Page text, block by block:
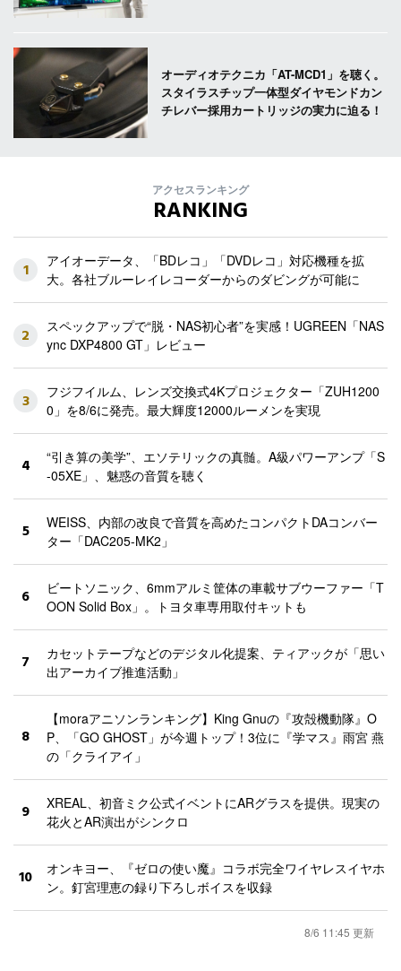
オーディオテクニカ「AT-MCD1」を聴く。
スタイラスチップ一体型ダイヤモンドカン
チレバー採用カートリッジの実力に迫る！
アクセスランキング
RANKING
1
アイオーデータ、「BDレコ」「DVDレコ」対応機種を拡
大。各社ブルーレイレコーダーからのダビングが可能に
2
スペックアップで“脱・NAS初心者”を実感！UGREEN「NAS
ync DXP4800 GT」レビュー
3
フジフイルム、レンズ交換式4Kプロジェクター「ZUH1200
0」を8/6に発売。最大輝度12000ルーメンを実現
4
“引き算の美学”、エソテリックの真髄。A級パワーアンプ「S
-05XE」、魅惑の音質を聴く
5
WEISS、内部の改良で音質を高めたコンパクトDAコンバー
ター「DAC205-MK2」
6
ビートソニック、6mmアルミ筐体の車載サブウーファー「T
OON Solid Box」。トヨタ車専用取付キットも
7
カセットテープなどのデジタル化提案、ティアックが「思い
出アーカイブ推進活動」
8
【moraアニソンランキング】King Gnuの『攻殻機動隊』O
P、「GO GHOST」が今週トップ！3位に『学マス』雨宮 燕
の「クライアイ」
9
XREAL、初音ミク公式イベントにARグラスを提供。現実の
花火とAR演出がシンクロ
10
オンキヨー、『ゼロの使い魔』コラボ完全ワイヤレスイヤホ
ン。釘宮理恵の録り下ろしボイスを収録
8/6 11:45 更新